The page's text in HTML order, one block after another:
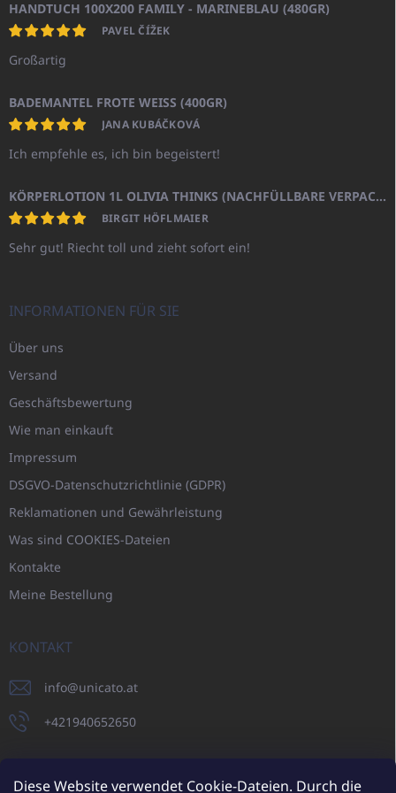
Diese Website verwendet Cookie-Dateien. Durch die
HANDTUCH 100X200 FAMILY - MARINEBLAU (480GR)
PAVEL ČÍŽEK
Großartig
BADEMANTEL FROTE WEISS (400GR)
JANA KUBÁČKOVÁ
Ich empfehle es, ich bin begeistert!
KÖRPERLOTION 1L OLIVIA THINKS (NACHFÜLLBARE VERPACKUNG)
BIRGIT HÖFLMAIER
Sehr gut! Riecht toll und zieht sofort ein!
INFORMATIONEN FÜR SIE
Über uns
Versand
Geschäftsbewertung
Wie man einkauft
Impressum
DSGVO-Datenschutzrichtlinie (GDPR)
Reklamationen und Gewährleistung
Was sind COOKIES-Dateien
Kontakte
Meine Bestellung
KONTAKT
info@unicato.at
+421940652650